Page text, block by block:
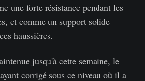
une forte résistance pendant les
et comme un support solide
haussières.
jusqu'à cette semaine, le
corrigé sous ce niveau où il a